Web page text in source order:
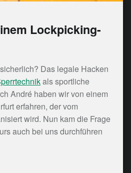
Lockpicking-
Das legale Hacken
als sportliche
André haben wir von einem
erfahren, der vom
wird. Nun kam die Frage
auch bei uns durchführen